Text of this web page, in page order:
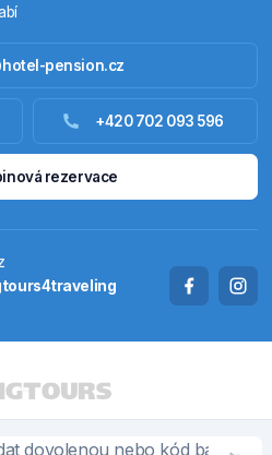
zahraniční
Termály
a chalupy
DE
pension.cz
+420 702 093 596
rezervace